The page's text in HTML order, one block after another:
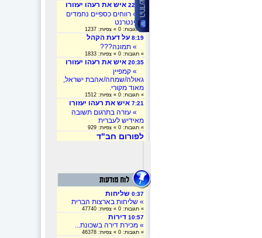
22:32 איש את רעהו יעזורו
»
» רווחים כספיים נחמדים
באינטרנט
» תגובות: 0 » צפיות: 1237
8:19 על דעת הקהל
» » תמונה???
» תגובות: 0 » צפיות: 1833
20:35 איש את רעהו יעזורו
» » קמפיין
גאולה/שמחה/אהבת ישראל,
מאוד מקורי.
» תגובות: 0 » צפיות: 1512
7:21 איש את רעהו יעזורו
» » עזרה בתרגום תשובה
מאידיש לעברית
» תגובות: 0 » צפיות: 929
לפורום חב"ד
0:37 שליחות
» שליחות בארצות הברית
» תגובות: 0 » צפיות: 47740
10:57 דירות
» מכירת דירה בשכונת...
» תגובות: 0 » צפיות: 46378